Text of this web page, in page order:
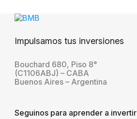
Impulsamos tus inversiones
Bouchard 680, Piso 8°
(C1106ABJ) – CABA
Buenos Aires – Argentina
Seguinos para aprender a invertir